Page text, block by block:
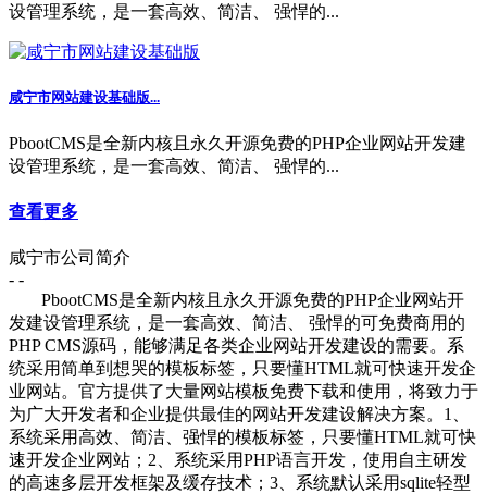
设管理系统，是一套高效、简洁、 强悍的...
咸宁市网站建设基础版...
PbootCMS是全新内核且永久开源免费的PHP企业网站开发建
设管理系统，是一套高效、简洁、 强悍的...
查看更多
咸宁市公司简介
- -
PbootCMS是全新内核且永久开源免费的PHP企业网站开
发建设管理系统，是一套高效、简洁、 强悍的可免费商用的
PHP CMS源码，能够满足各类企业网站开发建设的需要。系
统采用简单到想哭的模板标签，只要懂HTML就可快速开发企
业网站。官方提供了大量网站模板免费下载和使用，将致力于
为广大开发者和企业提供最佳的网站开发建设解决方案。1、
系统采用高效、简洁、强悍的模板标签，只要懂HTML就可快
速开发企业网站；2、系统采用PHP语言开发，使用自主研发
的高速多层开发框架及缓存技术；3、系统默认采用sqlite轻型